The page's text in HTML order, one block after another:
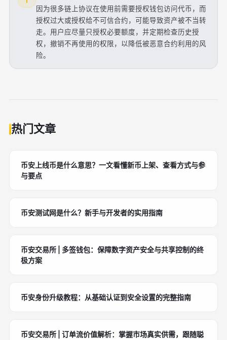
因为很多链上协议在使用前需要授权钱包访问代币，而
授权过大或授权给不可信合约，可能导致资产被不当转
走。用户应尽量只授权必要额度，并定期检查历史授
权，撤销不再使用的权限，以降低被恶意合约利用的风
险。
热门文章
币安上线币是什么意思？一文看懂新币上架、查看方式与参
与要点
币安测试网是什么？新手与开发者的实用指南
币安交易所 | 多签钱包：保障数字资产安全与共享控制的终
极方案
币安身份升级教程：从基础认证到安全设置的完整指南
币安交易所 | 订单流价值解析：掌握市场真实供需，跟随聪